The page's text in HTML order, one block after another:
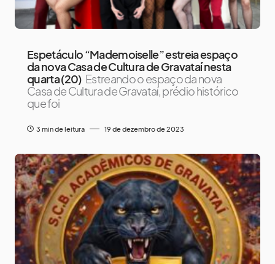
Espetáculo “Mademoiselle” estreia espaço
da nova Casa de Cultura de Gravataí nesta
quarta (20) Estreando o espaço da nova
Casa de Cultura de Gravataí, prédio histórico
que foi
3 min de leitura 19 de dezembro de 2023